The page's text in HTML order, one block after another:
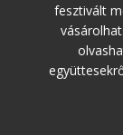
fesztivált